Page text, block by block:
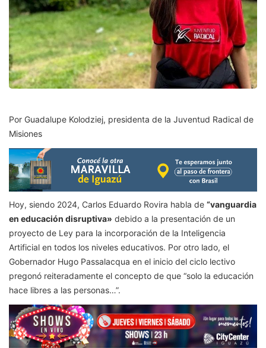
Por Guadalupe Kolodziej, presidenta de la Juventud Radical de
Misiones
Hoy, siendo 2024, Carlos Eduardo Rovira habla de “vanguardia
en educación disruptiva» debido a la presentación de un
proyecto de Ley para la incorporación de la Inteligencia
Artificial en todos los niveles educativos. Por otro lado, el
Gobernador Hugo Passalacqua en el inicio del ciclo lectivo
pregonó reiteradamente el concepto de que “solo la educación
hace libres a las personas…”.